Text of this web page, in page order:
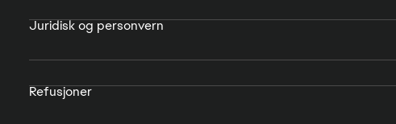
Juridisk og personvern
Refusjoner